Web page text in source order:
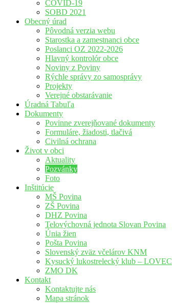
COVID-19
SOBD 2021
Obecný úrad
Pôvodná verzia webu
Starostka a zamestnanci obce
Poslanci OZ 2022-2026
Hlavný kontrolór obce
Noviny z Poviny
Rýchle správy zo samosprávy
Projekty
Verejné obstarávanie
Úradná Tabuľa
Dokumenty
Povinne zverejňované dokumenty
Formuláre, žiadosti, tlačivá
Civilná ochrana
Život v obci
Aktuality
Pozvánky
Foto
Inštitúcie
MŠ Povina
ZŠ Povina
DHZ Povina
Telovýchovná jednota Slovan Povina
Únia žien
Pošta Povina
Slovenský zväz včelárov KNM
Kysucký lukostrelecký klub – LOVEC
ZMO DK
Kontakt
Kontaktujte nás
Mapa stránok